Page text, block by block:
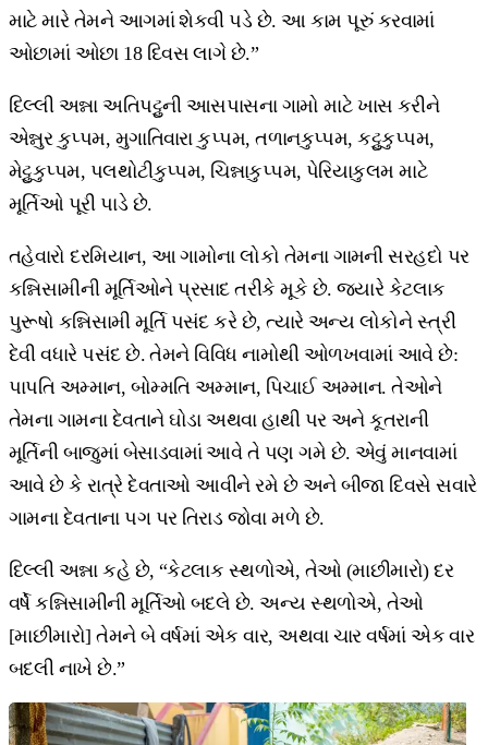
માટે મારે તેમને આગમાં શેકવી પડે છે. આ કામ પૂરું કરવામાં
ઓછામાં ઓછા 18 દિવસ લાગે છે.”
દિલ્લી અન્ના અતિપટ્ટુની આસપાસના ગામો માટે ખાસ કરીને
એન્નુર કુપ્પમ, મુગાતિવારા કુપ્પમ, તળાનકુપ્પમ, કટ્ટુકુપ્પમ,
મેટ્ટુકુપ્પમ, પલથોટીકુપ્પમ, ચિન્નાકુપ્પમ, પેરિયાકુલમ માટે
મૂર્તિઓ પૂરી પાડે છે.
તહેવારો દરમિયાન, આ ગામોના લોકો તેમના ગામની સરહદો પર
કન્નિસામીની મૂર્તિઓને પ્રસાદ તરીકે મૂકે છે. જ્યારે કેટલાક
પુરૂષો કન્નિસામી મૂર્તિ પસંદ કરે છે, ત્યારે અન્ય લોકોને સ્ત્રી
દેવી વધારે પસંદ છે. તેમને વિવિધ નામોથી ઓળખવામાં આવે છે:
પાપતિ અમ્માન, બોમ્મતિ અમ્માન, પિચાઈ અમ્માન. તેઓને
તેમના ગામના દેવતાને ઘોડા અથવા હાથી પર અને કૂતરાની
મૂર્તિની બાજુમાં બેસાડવામાં આવે તે પણ ગમે છે. એવું માનવામાં
આવે છે કે રાત્રે દેવતાઓ આવીને રમે છે અને બીજા દિવસે સવારે
ગામના દેવતાના પગ પર તિરાડ જોવા મળે છે.
દિલ્લી અન્ના કહે છે, “કેટલાક સ્થળોએ, તેઓ (માછીમારો) દર
વર્ષે કન્નિસામીની મૂર્તિઓ બદલે છે. અન્ય સ્થળોએ, તેઓ
[માછીમારો] તેમને બે વર્ષમાં એક વાર, અથવા ચાર વર્ષમાં એક વાર
બદલી નાખે છે.”